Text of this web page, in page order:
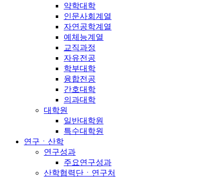
약학대학
인문사회계열
자연공학계열
예체능계열
교직과정
자유전공
학부대학
융합전공
간호대학
의과대학
대학원
일반대학원
특수대학원
연구ㆍ산학
연구성과
주요연구성과
산학협력단ㆍ연구처